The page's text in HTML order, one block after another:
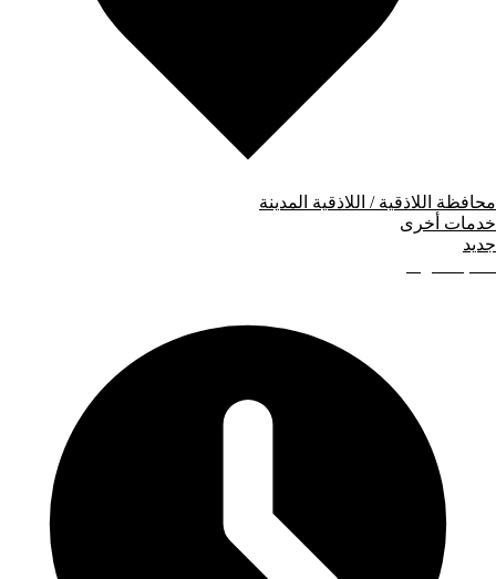
محافظة اللاذقية / اللاذقية المدينة
خدمات أخرى
جديد